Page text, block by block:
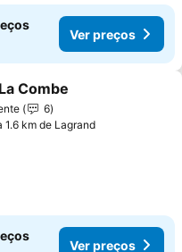
Ver preços
aos favoritos
Combe
6
1.6 km de Lagrand
Ver preços